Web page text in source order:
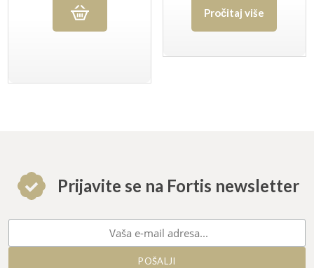
Pročitaj više
Prijavite se na Fortis newsletter